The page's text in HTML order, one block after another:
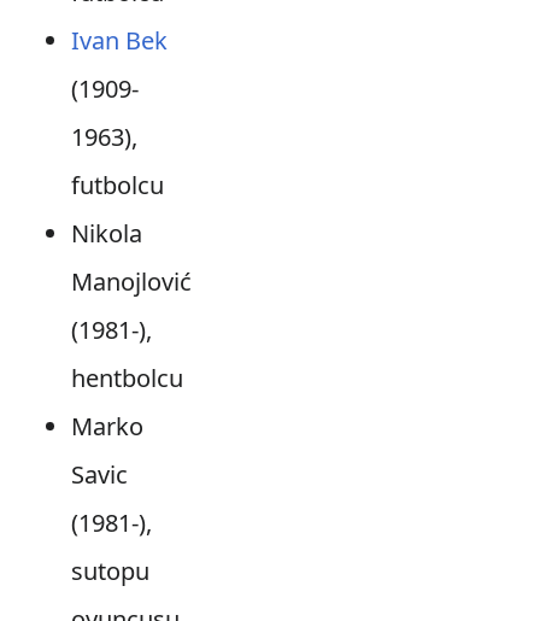
Ivan Bek
(1909-
1963),
futbolcu
Nikola
Manojlović
(1981-),
hentbolcu
Marko
Savic
(1981-),
sutopu